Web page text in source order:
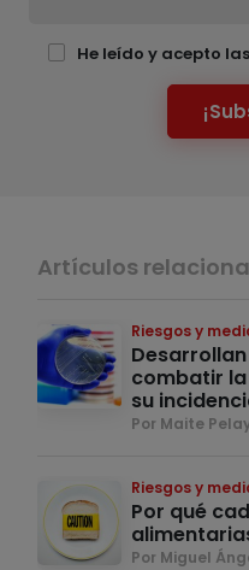
He leído y acepto las
Artículos
Riesgos y
combatir
su
Por Maite
Riesgos y
Por qué
Por Miguel